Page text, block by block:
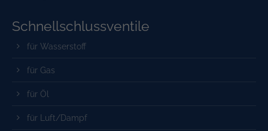
Schnell­schluss­ventile
für Wasserstoff
für Gas
für Öl
für Luft/Dampf